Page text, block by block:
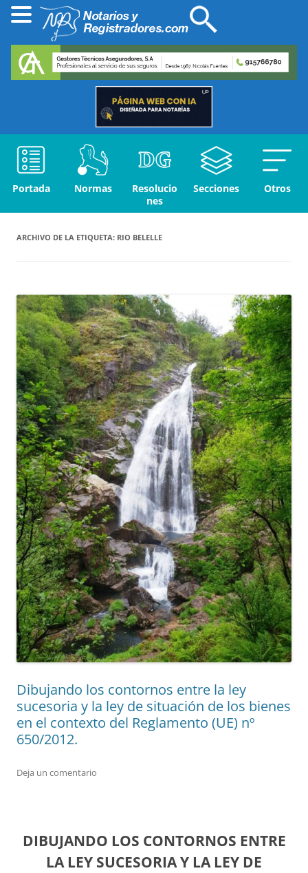
Portada Normas
Resolucio
nes
Secciones Otros
ARCHIVO DE LA ETIQUETA: RIO BELELLE
Dibujando los contornos entre la ley
sucesoria y la ley de situación de los bienes
en el contexto del Reglamento (UE) nº
650/2012.
Deja un comentario
DIBUJANDO LOS CONTORNOS ENTRE
LA LEY SUCESORIA Y LA LEY DE